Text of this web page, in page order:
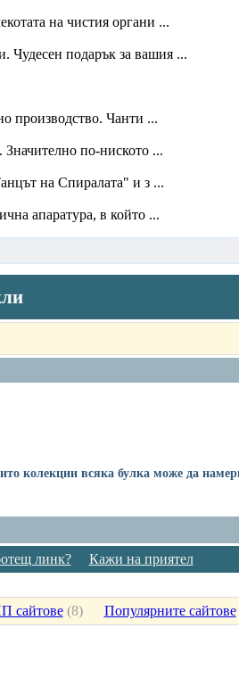
на чистия органи ...
Чудесен подарък за вашия ...
производство. Чанти ...
по-ниското ...
на Спиралата" и з ...
апаратура, в който ...
колекции всяка булка може да
линк? Кажи на приятел
сайтове(8) Популярните сайтове